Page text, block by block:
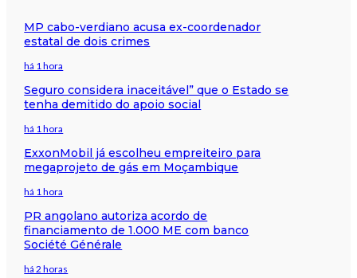
MP cabo-verdiano acusa ex-coordenador
estatal de dois crimes
há 1 hora
Seguro considera inaceitável” que o Estado se
tenha demitido do apoio social
há 1 hora
ExxonMobil já escolheu empreiteiro para
megaprojeto de gás em Moçambique
há 1 hora
PR angolano autoriza acordo de
financiamento de 1.000 ME com banco
Société Générale
há 2 horas